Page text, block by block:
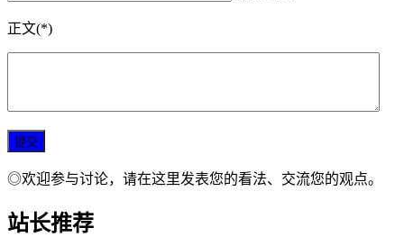
正文(*)
◎欢迎参与讨论，请在这里发表您的看法、交流您的观点。
站长推荐